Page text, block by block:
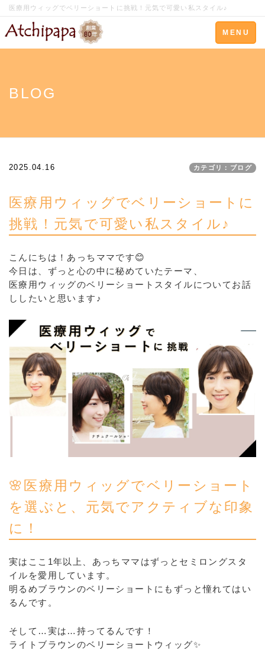
医療用ウィッグでベリーショートに挑戦！元気で可愛い私スタイル♪
Toggle
navigation
MENU
BLOG
2025.04.16 カテゴリ：ブログ
医療用ウィッグでベリーショートに
挑戦！元気で可愛い私スタイル♪
こんにちは！あっちママです😊
今日は、ずっと心の中に秘めていたテーマ、
医療用ウィッグのベリーショートスタイルについてお話
ししたいと思います♪
🌸医療用ウィッグでベリーショート
を選ぶと、元気でアクティブな印象
に！
実はここ1年以上、あっちママはずっとセミロングスタ
イルを愛用しています。
明るめブラウンのベリーショートにもずっと憧れてはい
るんです。
そして…実は…持ってるんです！
ライトブラウンのベリーショートウィッグ✨